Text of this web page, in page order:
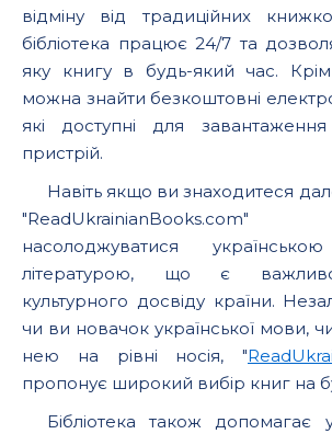
відміну від традиційних
бібліотека працює 24/7 та
яку книгу в будь-який час.
можна знайти безкоштовні
які доступні для
пристрій.
Навіть якщо ви знаходитеся
насолоджуватися
літературою, що є
культурного досвіду країни.
чи ви новачок української мови,
нею на рівні носія, "
пропонує широкий вибір книг на
Бібліотека також допомагає